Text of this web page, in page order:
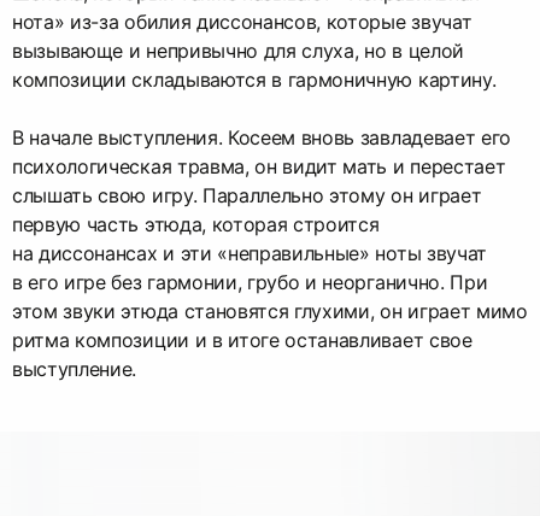
нота» из-за обилия диссонансов, которые звучат
вызывающе и непривычно для слуха, но в целой
композиции складываются в гармоничную картину.
В начале выступления. Косеем вновь завладевает его
психологическая травма, он видит мать и перестает
слышать свою игру. Параллельно этому он играет
первую часть этюда, которая строится
на диссонансах и эти «неправильные» ноты звучат
в его игре без гармонии, грубо и неорганично. При
этом звуки этюда становятся глухими, он играет мимо
ритма композиции и в итоге останавливает свое
выступление.